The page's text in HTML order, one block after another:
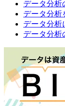
データ分析
データ分析
データ分析
データ分析